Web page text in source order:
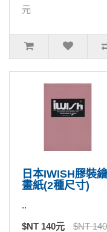
元
日本IWISH膠裝繪
畫紙(2種尺寸)
..
$NT 140元
$NT 140